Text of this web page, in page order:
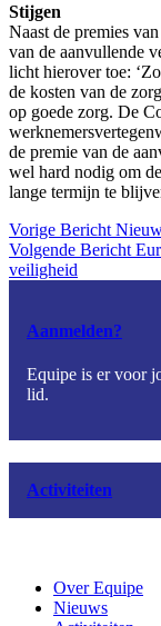
Stijgen
Naast de premies
van de aanvullende
licht hierover toe:
de kosten van de
op goede zorg. De
de premie van de
wel hard nodig om
lange termijn te
Vorige Bericht
Volgende Bericht
veiligheid
Aanmelden?
Equipe is er voor
lid.
Activiteiten
Over Equipe
Nieuws